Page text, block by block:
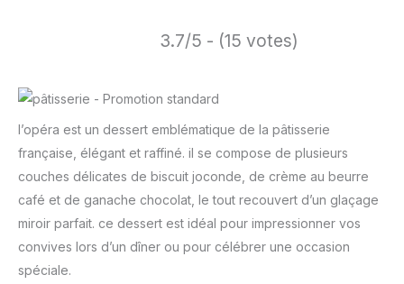
3.7/5 - (15 votes)
l’opéra est un dessert emblématique de la pâtisserie
française, élégant et raffiné. il se compose de plusieurs
couches délicates de biscuit joconde, de crème au beurre
café et de ganache chocolat, le tout recouvert d’un glaçage
miroir parfait. ce dessert est idéal pour impressionner vos
convives lors d’un dîner ou pour célébrer une occasion
spéciale.